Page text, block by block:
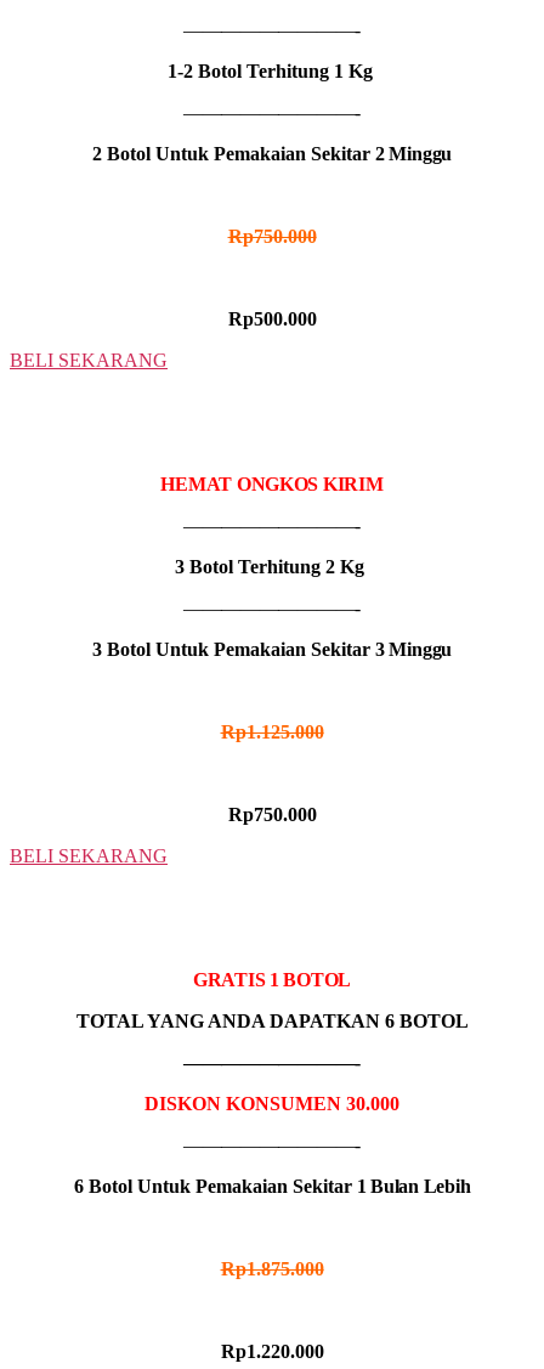
—————————-
1-2 Botol Terhitung 1 Kg
—————————-
2 Botol Untuk Pemakaian Sekitar 2 Minggu
Rp750.000
Rp500.000
BELI SEKARANG
HEMAT ONGKOS KIRIM
—————————-
3 Botol Terhitung 2 Kg
—————————-
3 Botol Untuk Pemakaian Sekitar 3 Minggu
Rp1.125.000
Rp750.000
BELI SEKARANG
GRATIS 1 BOTOL
TOTAL YANG ANDA DAPATKAN 6 BOTOL
—————————-
DISKON KONSUMEN 30.000
—————————-
6 Botol Untuk Pemakaian Sekitar 1 Bulan Lebih
Rp1.875.000
Rp1.220.000